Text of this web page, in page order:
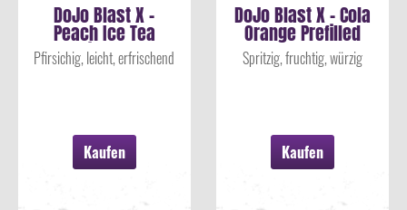
DoJo Blast X -
Peach Ice Tea
Prefilled Pod
Pfirsichig, leicht, erfrischend
Kaufen
DoJo Blast X - Cola
Orange Prefilled
Pod
Spritzig, fruchtig, würzig
Kaufen